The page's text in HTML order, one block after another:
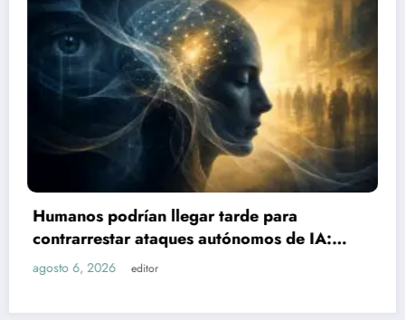
para
de IA:
Sube a 21 el número de
explosión de pipa de gas
agosto 6, 2026 editor